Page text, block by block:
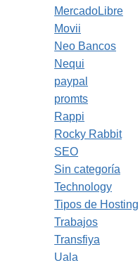
MercadoLibre
Movii
Neo Bancos
Nequi
paypal
promts
Rappi
Rocky Rabbit
SEO
Sin categoría
Technology
Tipos de Hosting
Trabajos
Transfiya
Uala